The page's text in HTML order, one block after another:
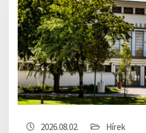
2026.08.02. Hírek